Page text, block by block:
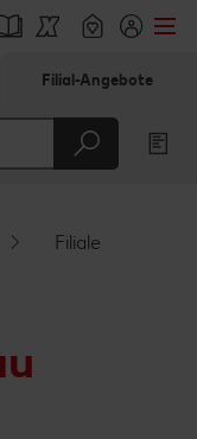
Filial-Angebote
Filiale